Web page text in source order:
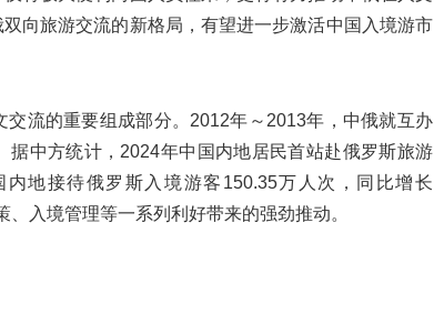
向旅游交流的新格局，有望进一步激活中国入境游市
流的重要组成部分。2012年～2013年，中俄就互办
中方统计，2024年中国内地居民首站赴俄罗斯旅游
地接待俄罗斯入境游客150.35万人次，同比增长
入境管理等一系列利好带来的强劲推动。